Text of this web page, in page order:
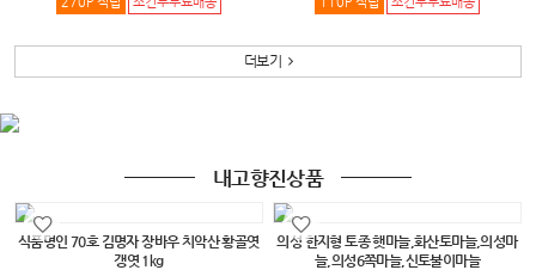
더보기
내고향진상품
식품명인 70호 김명자 장바우 치악산 황골엿
갱엿 1kg
의성 한지형 토종 햇마늘,화산토마늘,의성마
늘,의성6쪽마늘,신토불이마늘